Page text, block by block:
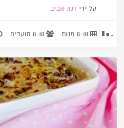
על ידי דנה אביב